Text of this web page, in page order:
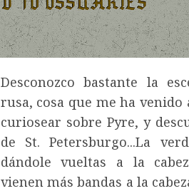
Desconozco bastante la
rusa, cosa que me ha venido
curiosear sobre Pyre, y
de St. Petersburgo...La
dándole vueltas a la
vienen más bandas a la